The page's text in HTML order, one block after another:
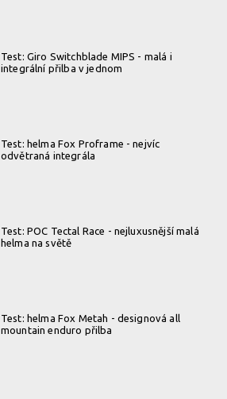
Test: Giro Switchblade MIPS - malá i
integrální přilba v jednom
Test: helma Fox Proframe - nejvíc
odvětraná integrála
Test: POC Tectal Race - nejluxusnější malá
helma na světě
Test: helma Fox Metah - designová all
mountain enduro přilba